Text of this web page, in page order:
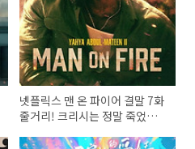
넷플릭스 맨 온 파이어 결말 7화
줄거리! 크리시는 정말 죽었을